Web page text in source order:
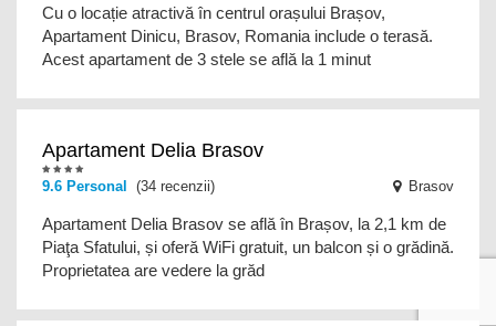
Cu o locație atractivă în centrul orașului Brașov,
Apartament Dinicu, Brasov, Romania include o terasă.
Acest apartament de 3 stele se află la 1 minut
Apartament Delia Brasov
9.6 Personal (34 recenzii) Brasov
Apartament Delia Brasov se află în Brașov, la 2,1 km de
Piaţa Sfatului, și oferă WiFi gratuit, un balcon și o grădină.
Proprietatea are vedere la grăd